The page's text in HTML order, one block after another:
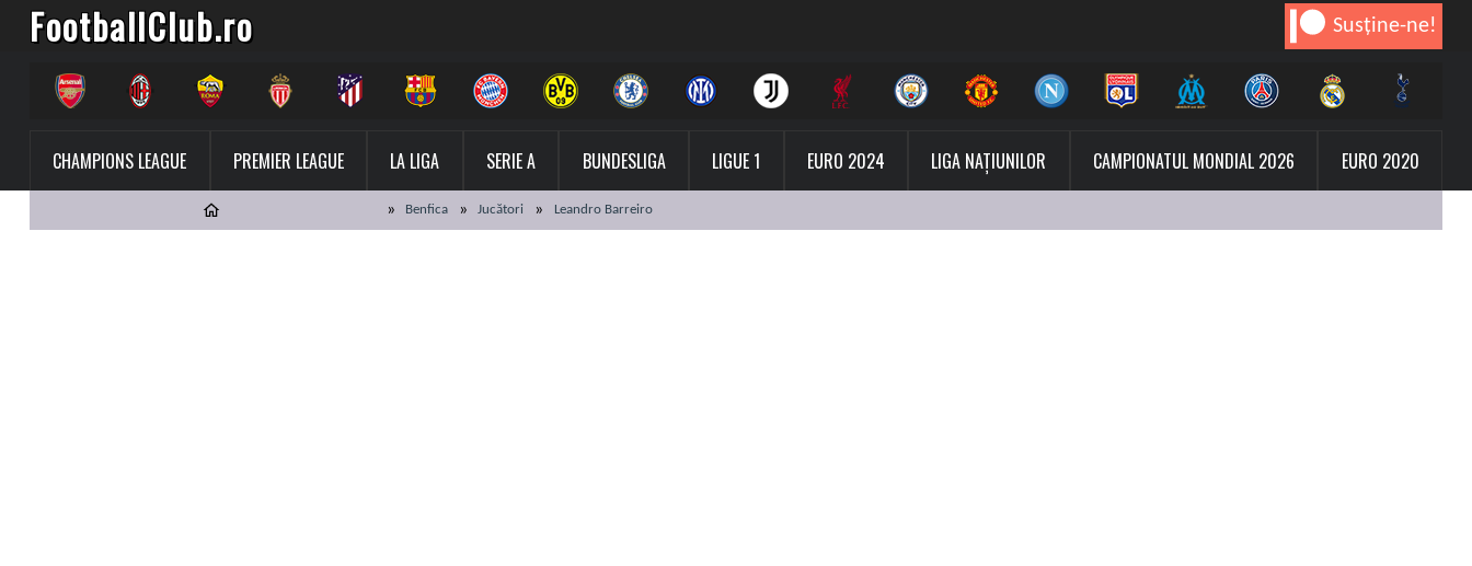
FootballClub.ro Susține-ne!
CHAMPIONS LEAGUE PREMIER LEAGUE LA LIGA SERIE A BUNDESLIGA LIGUE 1 EURO 2024 LIGA NAȚIUNILOR CAMPIONATUL MONDIAL 2026 EURO 2020
Benfica Jucători Leandro Barreiro